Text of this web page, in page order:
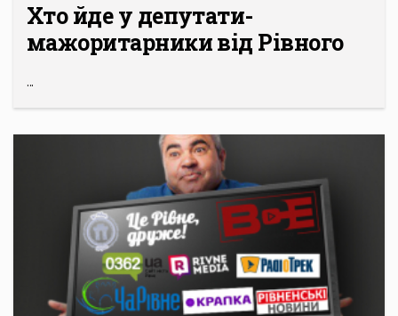
Хто йде у депутати-
мажоритарники від Рівного
...